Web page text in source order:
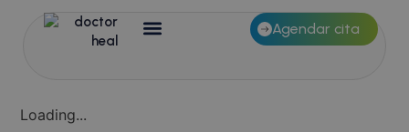
Agendar cita
Loading...